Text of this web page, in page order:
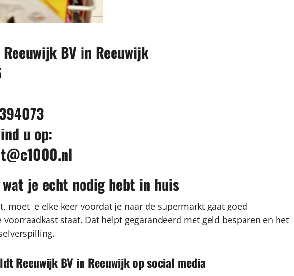
BV in Reeuwijk
u op:
je echt nodig hebt in huis
moet je elke keer voordat je naar de supermarkt gaat goed
staat. Dat helpt gegarandeerd met geld besparen en het
Reeuwijk BV in Reeuwijk op social media